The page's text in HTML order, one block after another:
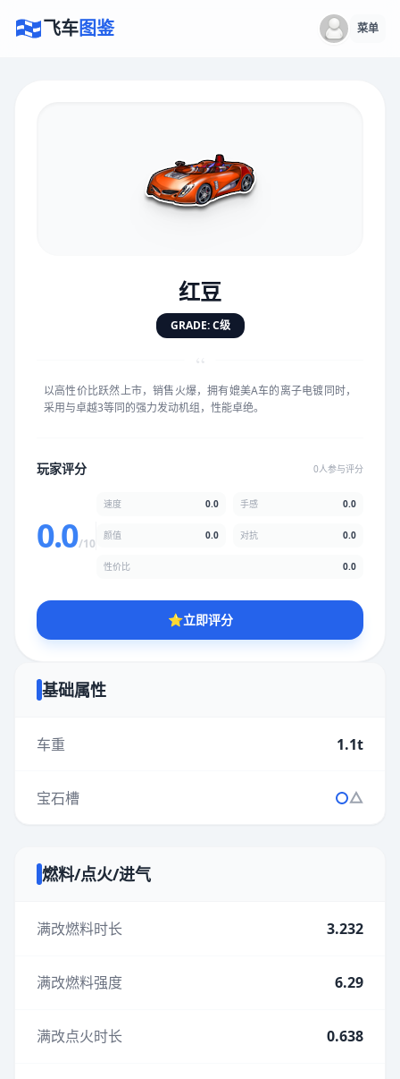
飞车图鉴 菜单
红豆
GRADE: C级
“
以高性价比跃然上市，销售火爆，拥有媲美A车的离子电镀同时，
采用与卓越3等同的强力发动机组，性能卓绝。
玩家评分 0人参与评分
0.0/10
速度 0.0 手感 0.0
颜值 0.0 对抗 0.0
性价比 0.0
⭐立即评分
基础属性
车重 1.1t
宝石槽
燃料/点火/进气
满改燃料时长 3.232
满改燃料强度 6.29
满改点火时长 0.638
★★★★★★
手感 5.0分
★★ ★ ★
性价比
★★★★★★★★★★